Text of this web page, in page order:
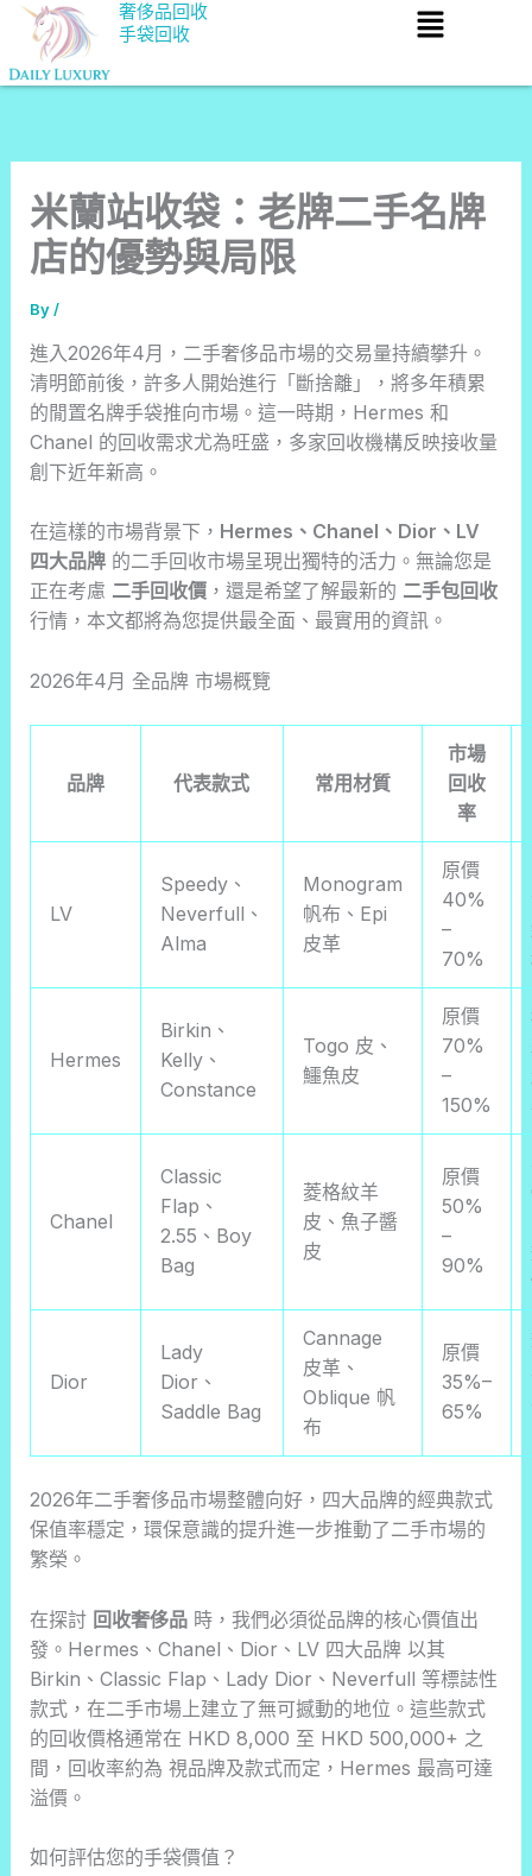
Skip
content
奢侈品回收
手袋回收
Menu
米蘭站收袋：老牌二手名牌
店的優勢與局限
By/
進入2026年4月，二手奢侈品市場的交易量持續攀升。
清明節前後，許多人開始進行「斷捨離」，將多年積累
的閒置名牌手袋推向市場。這一時期，Hermes 和
Chanel 的回收需求尤為旺盛，多家回收機構反映接收量
創下近年新高。
在這樣的市場背景下， Hermes、Chanel、Dior、LV
四大品牌的二手回收市場呈現出獨特的活力。無論您是
正在考慮 二手回收價，還是希望了解最新的 二手包回收
行情，本文都將為您提供最全面、最實用的資訊。
2026年4月 全品牌 市場概覽
品牌 代表款式 常用材質
市場
回收
率
LV
Speedy、
Neverfull、
Alma
Monogram
帆布、Epi
皮革
原價
40%
–
70%
Hermes
Birkin、
Kelly、
Constance
Togo 皮、
鱷魚皮
原價
70%
–
150%
Chanel
Classic
Flap、
2.55、Boy
Bag
菱格紋羊
皮、魚子醬
皮
原價
50%
–
90%
Dior
Lady
Dior、
Saddle Bag
Cannage
皮革、
Oblique 帆
布
原價
35%–
65%
2026年二手奢侈品市場整體向好，四大品牌的經典款式
保值率穩定，環保意識的提升進一步推動了二手市場的
繁榮。
在探討 回收奢侈品時，我們必須從品牌的核心價值出
發。Hermes、Chanel、Dior、LV 四大品牌 以其
Birkin、Classic Flap、Lady Dior、Neverfull 等標誌性
款式，在二手市場上建立了無可撼動的地位。這些款式
的回收價格通常在 HKD 8,000 至 HKD 500,000+ 之
間，回收率約為 視品牌及款式而定，Hermes 最高可達
溢價。
如何評估您的手袋價值？